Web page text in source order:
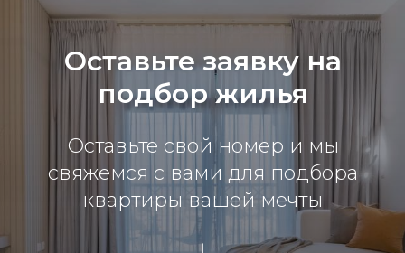
Оставьте заявку на
подбор жилья
Оставьте свой номер и мы
свяжемся с вами для подбора
квартиры вашей мечты